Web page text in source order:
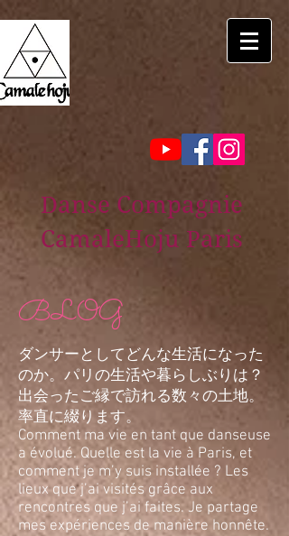
Danse Compagnie
CamaleHoju Paris
BLOG
ダンサーとしてどんな生活になった
のか。パリの生活や暮らしぶりは？
出会ったご縁で訪れる数々の土地。
率直に綴ります。
Comment ma vie en tant que danseuse
a évolué. Quelle est la vie à Paris, et
comment je m’y suis installée ? Les
lieux que j’ai visités grâce aux
rencontres que j’ai faites. Je partage
mes expériences de manière honnête.